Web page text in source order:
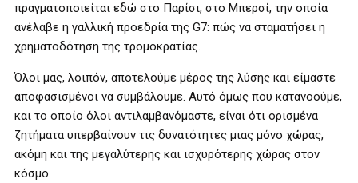
πραγματοποιείται εδώ στο Παρίσι, στο Μπερσί, την οποία
ανέλαβε η γαλλική προεδρία της G7: πώς να σταματήσει η
χρηματοδότηση της τρομοκρατίας.
Όλοι μας, λοιπόν, αποτελούμε μέρος της λύσης και είμαστε
αποφασισμένοι να συμβάλουμε. Αυτό όμως που κατανοούμε,
και το οποίο όλοι αντιλαμβανόμαστε, είναι ότι ορισμένα
ζητήματα υπερβαίνουν τις δυνατότητες μιας μόνο χώρας,
ακόμη και της μεγαλύτερης και ισχυρότερης χώρας στον
κόσμο.